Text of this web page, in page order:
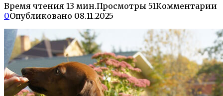
Время чтения 13 мин.Просмотры 51Комментарии
0Опубликовано 08.11.2025